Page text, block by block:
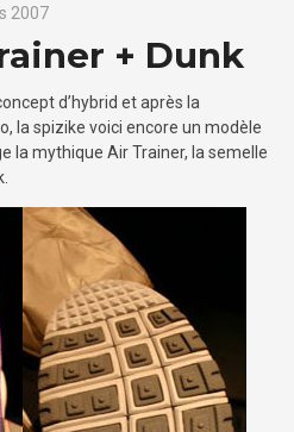
2007
+ Dunk
d’hybrid et après la
la spizike voici encore un modèle
la mythique Air Trainer, la semelle